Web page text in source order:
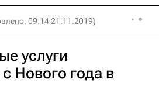
09:14 21.11.2019)
услуги
Нового года в